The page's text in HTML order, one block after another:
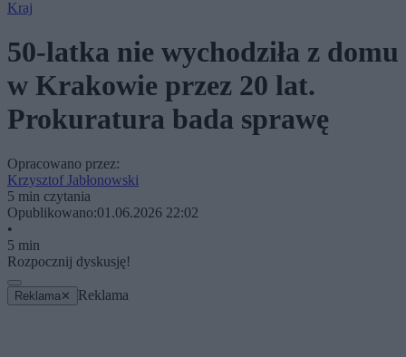
Kraj
50-latka nie wychodziła z domu
w Krakowie przez 20 lat.
Prokuratura bada sprawę
Opracowano przez:
Krzysztof Jabłonowski
5 min czytania
Opublikowano:01.06.2026 22:02
•
5 min
Rozpocznij dyskusję!
Reklama ✕ Reklama